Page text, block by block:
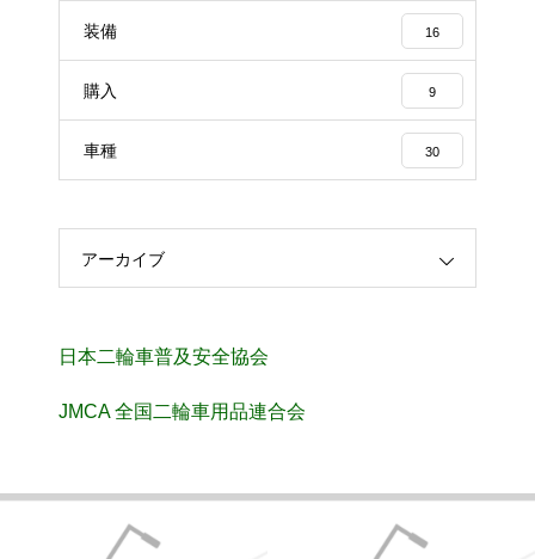
装備 16
購入 9
車種 30
アーカイブ
日本二輪車普及安全協会
JMCA 全国二輪車用品連合会